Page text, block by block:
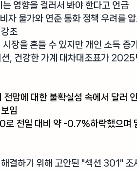
영향을 걸러서 봐야 한다고 언급
자 물가와 연준 통화 정책 우려를
조
장을 흔들 수 있지만 개인 소득 증
, 건강한 가계 대차대조표가
망에 대한 불확실성 속에서 달러
임
전일 대비 약 -0.7%하락했으며
결하기 위해 고안된 "섹션 301" 조